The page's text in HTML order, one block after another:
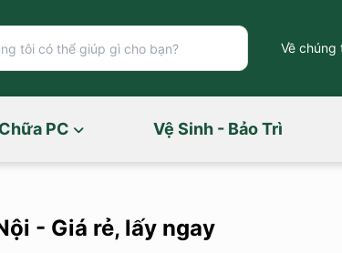
Về chúng
PC Vệ Sinh - Bảo Trì
- Giá rẻ, lấy ngay